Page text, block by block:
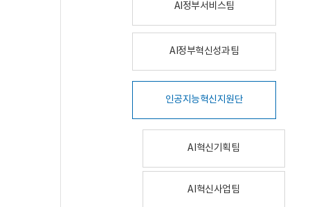
AI정부서비스팀
AI정부혁신성과팀
인공지능혁신지원단
AI혁신기획팀
AI혁신사업팀